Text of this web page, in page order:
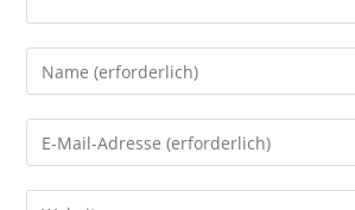
Gib
deinen
Namen
oder
Gib
deine
E-
Gib